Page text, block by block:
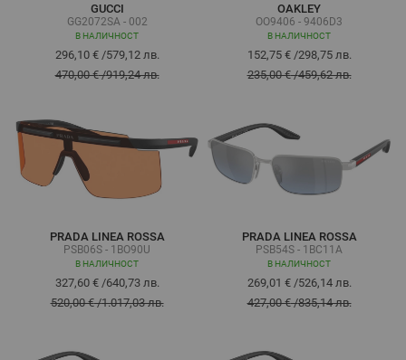
GUCCI
GG2072SA - 002
В НАЛИЧНОСТ
296,10 €/579,12 лв.
470,00 €/919,24 лв.
OAKLEY
OO9406 - 9406D3
В НАЛИЧНОСТ
152,75 €/298,75 лв.
235,00 €/459,62 лв.
PRADA LINEA ROSSA
PSB06S - 1BO90U
В НАЛИЧНОСТ
327,60 €/640,73 лв.
520,00 €/1.017,03 лв.
PRADA LINEA ROSSA
PSB54S - 1BC11A
В НАЛИЧНОСТ
269,01 €/526,14 лв.
427,00 €/835,14 лв.